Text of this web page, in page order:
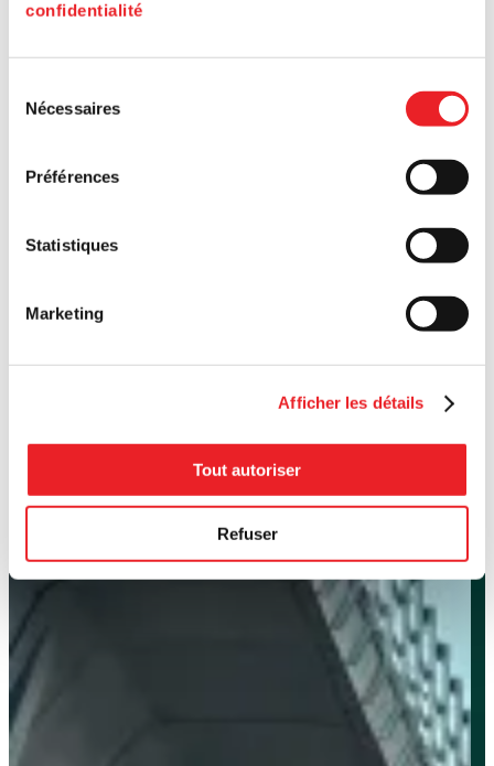
confidentialité
Nécessaires
Préférences
Statistiques
Marketing
Afficher les détails
Tout autoriser
Refuser